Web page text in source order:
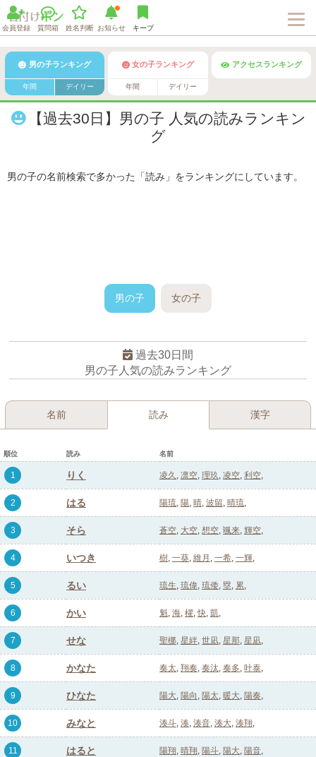
会員登録 質問箱 姓名判断 お知らせ キープ
男の子ランキング
年間 デイリー
女の子ランキング
年間 デイリー
アクセスランキング
【過去30日】男の子 人気の読みランキン
グ
男の子の名前検索で多かった「読み」をランキングにしています。
男の子 女の子
過去30日間
男の子人気の読みランキング
名前 読み 漢字
順位 読み 名前
1 りく 凌久 凛空 理玖 凌空 利空
2 はる 陽琉 陽 晴 波留 晴琉
3 そら 蒼空 大空 想空 颯来 輝空
4 いつき 樹 一葵 維月 一希 一輝
5 るい 琉生 琉偉 琉倭 塁 累
6 かい 魁 海 櫂 快 凱
7 せな 聖梛 星絆 世凪 星那 星凪
8 かなた 奏太 翔奏 奏汰 奏多 叶泰
9 ひなた 陽大 陽向 陽太 暖大 陽奏
10 みなと 湊斗 湊 湊音 湊大 湊翔
11 はると 陽翔 晴翔 陽斗 陽大 陽音